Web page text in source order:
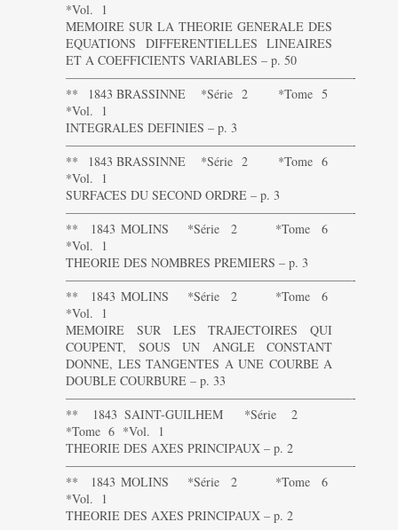
*Vol. 1
MEMOIRE SUR LA THEORIE GENERALE DES
EQUATIONS DIFFERENTIELLES LINEAIRES
ET A COEFFICIENTS VARIABLES – p. 50
———————————————————————-
** 1843 BRASSINNE *Série 2 *Tome 5
*Vol. 1
INTEGRALES DEFINIES – p. 3
———————————————————————-
** 1843 BRASSINNE *Série 2 *Tome 6
*Vol. 1
SURFACES DU SECOND ORDRE – p. 3
———————————————————————-
** 1843 MOLINS *Série 2 *Tome 6
*Vol. 1
THEORIE DES NOMBRES PREMIERS – p. 3
———————————————————————-
** 1843 MOLINS *Série 2 *Tome 6
*Vol. 1
MEMOIRE SUR LES TRAJECTOIRES QUI
COUPENT, SOUS UN ANGLE CONSTANT
DONNE, LES TANGENTES A UNE COURBE A
DOUBLE COURBURE – p. 33
———————————————————————-
** 1843 SAINT-GUILHEM *Série 2
*Tome 6 *Vol. 1
THEORIE DES AXES PRINCIPAUX – p. 2
———————————————————————-
** 1843 MOLINS *Série 2 *Tome 6
*Vol. 1
THEORIE DES AXES PRINCIPAUX – p. 2